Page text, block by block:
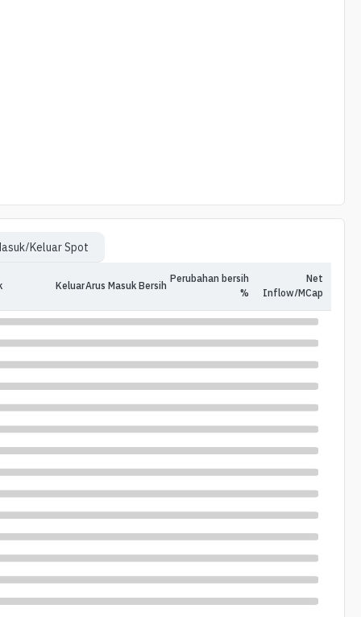
Keluar Spot
KeluarArus Masuk Bersih
Perubahan bersih
%
Net
Inflow/MCap